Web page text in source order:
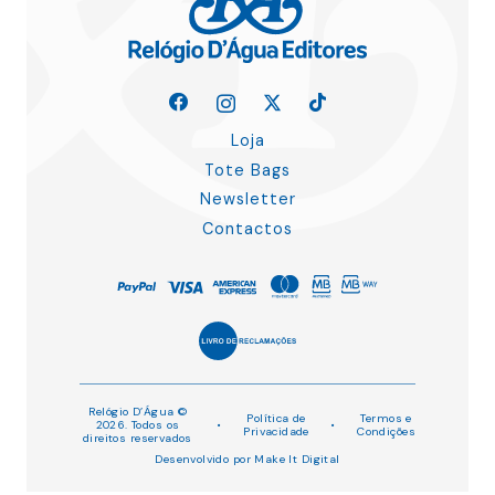
Loja
Tote Bags
Newsletter
Contactos
Relógio D’Água ©
2026. Todos os
direitos reservados
•
Política de
Privacidade
•
Termos e
Condições
Desenvolvido por Make It Digital